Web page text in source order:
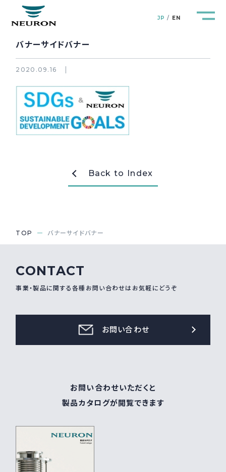
JP EN
管路防災研究所 Pipeline Resilience Lab.
企業情報 Company
R&D
採用情報
お問い合わせ
webカタログ
バナーサイドバナー
2020.09.16
Back to Index
TOP バナーサイドバナー
CONTACT
事業・製品に関する各種お問い合わせはお気軽にどうぞ
お問い合わせ
お問い合わせいただくと
製品カタログが閲覧できます